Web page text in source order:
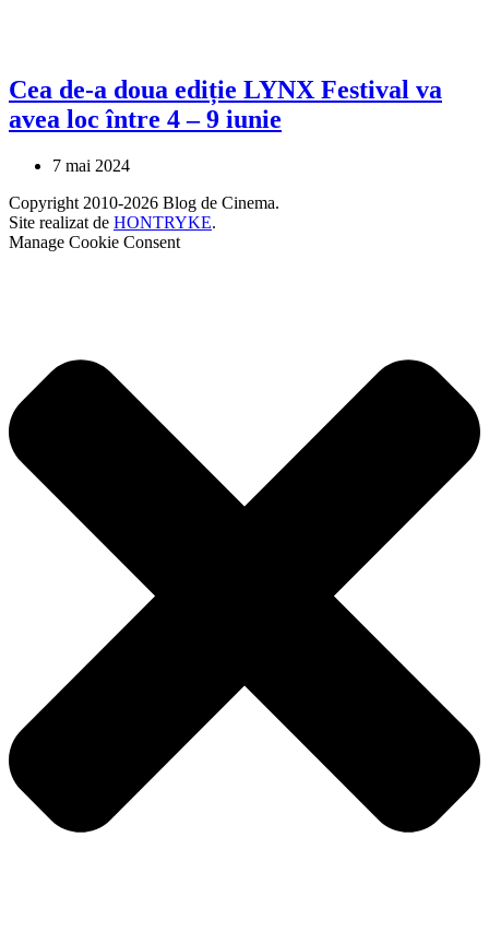
Cea de-a doua ediție LYNX Festival va
avea loc între 4 – 9 iunie
7 mai 2024
Copyright 2010-2026 Blog de Cinema.
Site realizat de HONTRYKE.
Manage Cookie Consent